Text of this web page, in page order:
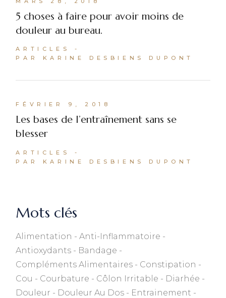
5 choses à faire pour avoir moins de
douleur au bureau.
ARTICLES
PAR KARINE DESBIENS DUPONT
FÉVRIER 9, 2018
Les bases de l’entraînement sans se
blesser
ARTICLES
PAR KARINE DESBIENS DUPONT
Mots clés
Alimentation
Anti-Inflammatoire
Antioxydants
Bandage
Compléments Alimentaires
Constipation
Cou
Courbature Côlon Irritable
Diarhée
Douleur
Douleur Au Dos
Entrainement